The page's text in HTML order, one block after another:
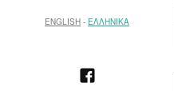
ENGLISH ΕΛΛΗΝΙΚΑ